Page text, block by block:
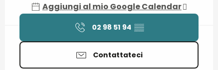
Aggiungi al mio Google Calendar
02 98 51 94 ▒▒
Contattateci